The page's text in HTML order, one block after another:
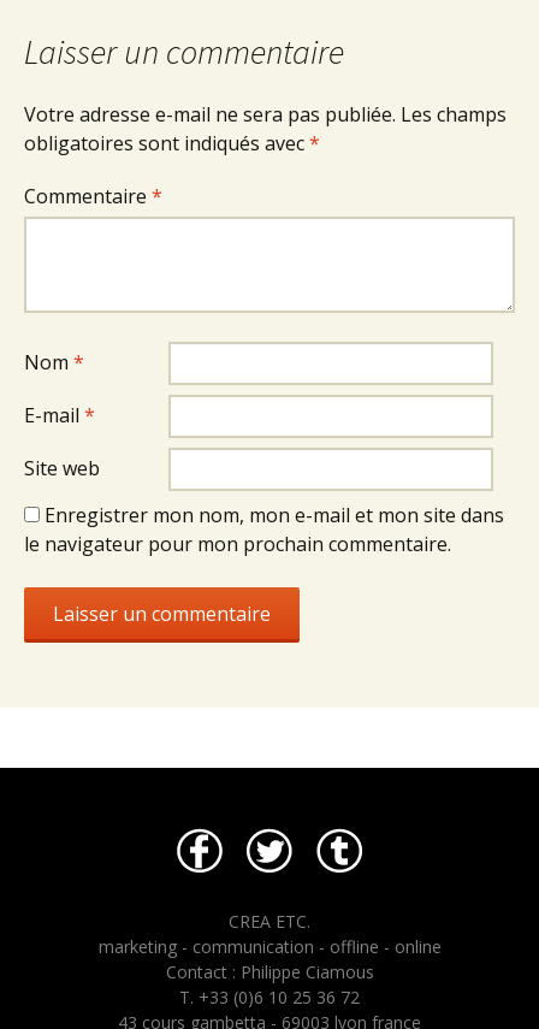
Laisser un commentaire
Votre adresse e-mail ne sera pas publiée. Les champs
obligatoires sont indiqués avec*
Commentaire *
Nom *
E-mail *
Site web
Enregistrer mon nom, mon e-mail et mon site dans
le navigateur pour mon prochain commentaire.
CREA ETC.
marketing - communication - offline - online
Contact : Philippe Ciamous
T. +33 (0)6 10 25 36 72
43 cours gambetta - 69003 lyon france